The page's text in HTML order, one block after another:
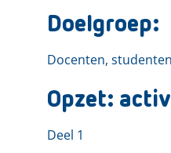
Doelgroep:
Docenten,
Opzet:
Deel 1